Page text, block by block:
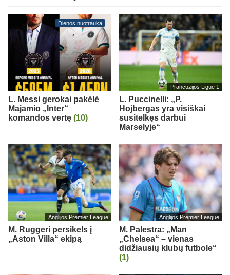
Dienos nuotrauka
L. Messi gerokai pakėlė
Majamio „Inter“
komandos vertę (10)
Prancūzijos Ligue 1
L. Puccinelli: „P.
Hojbergas yra visiškai
susitelkęs darbui
Marselyje“
Anglijos Premier League
M. Ruggeri persikels į
„Aston Villa“ ekipą
Anglijos Premier League
M. Palestra: „Man
„Chelsea“ – vienas
didžiausių klubų futbole“
(1)